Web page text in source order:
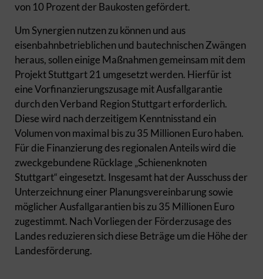
von 10 Prozent der Baukosten gefördert.
Um Synergien nutzen zu können und aus
eisenbahnbetrieblichen und bautechnischen Zwängen
heraus, sollen einige Maßnahmen gemeinsam mit dem
Projekt Stuttgart 21 umgesetzt werden. Hierfür ist
eine Vorfinanzierungszusage mit Ausfallgarantie
durch den Verband Region Stuttgart erforderlich.
Diese wird nach derzeitigem Kenntnisstand ein
Volumen von maximal bis zu 35 Millionen Euro haben.
Für die Finanzierung des regionalen Anteils wird die
zweckgebundene Rücklage „Schienenknoten
Stuttgart“ eingesetzt. Insgesamt hat der Ausschuss der
Unterzeichnung einer Planungsvereinbarung sowie
möglicher Ausfallgarantien bis zu 35 Millionen Euro
zugestimmt. Nach Vorliegen der Förderzusage des
Landes reduzieren sich diese Beträge um die Höhe der
Landesförderung.